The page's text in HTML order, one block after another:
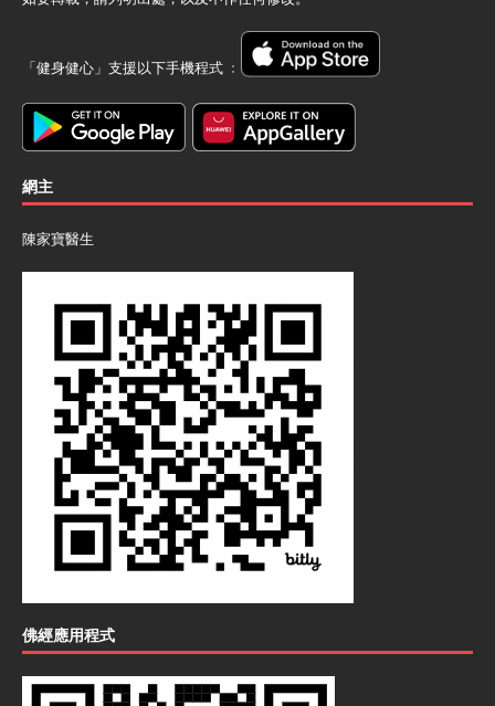
「健身健心」支援以下手機程式 ﹕
網主
陳家寶醫生
佛經應用程式